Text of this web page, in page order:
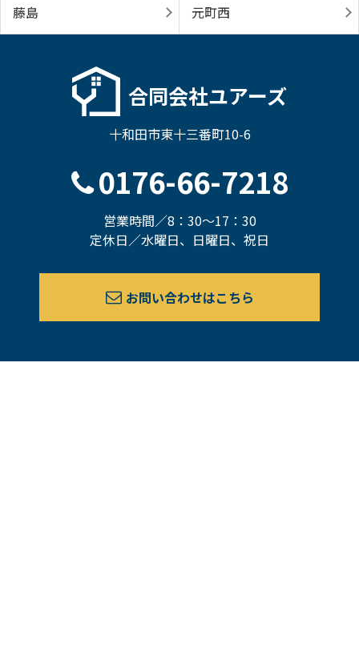
藤島 元町西
合同会社ユアーズ
十和田市東十三番町10-6
0176-66-7218
営業時間／8：30～17：30
定休日／水曜日、日曜日、祝日
お問い合わせはこちら